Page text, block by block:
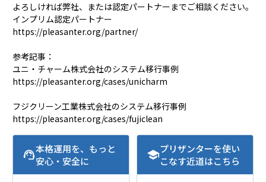
よろしければ弊社、または認定パートナーまでご相談ください。
インプリム認定パートナー
https://pleasanter.org/partner/
参考記事：
ユニ・チャーム株式会社のシステム移行事例
https://pleasanter.org/cases/unicharm
フジクリーン工業株式会社のシステム移行事例
https://pleasanter.org/cases/fujiclean
support_agent本格運用を、もっと
安心・安全に
schoolプリザンターを使い
こなす近道はこちら